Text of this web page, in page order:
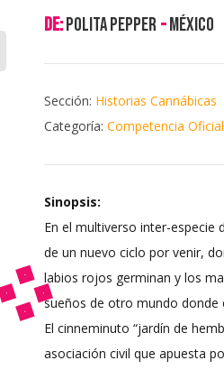
de:Polita Pepper -México
Sección: Historias Cannábicas
Categoría: Competencia
Sinopsis:
En el multiverso inter-especie
de un nuevo ciclo por venir,
labios rojos germinan y los
sueños de otro mundo donde
El cinneminuto “jardín de
asociación civil que apuesta